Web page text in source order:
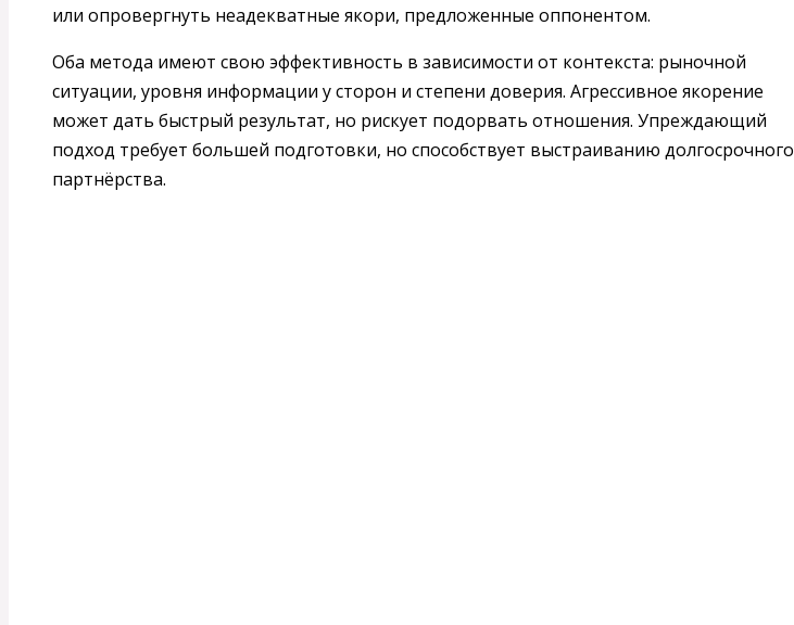
или опровергнуть неадекватные якори, предложенные оппонентом.
Оба метода имеют свою эффективность в зависимости от контекста: рыночной
ситуации, уровня информации у сторон и степени доверия. Агрессивное якорение
может дать быстрый результат, но рискует подорвать отношения. Упреждающий
подход требует большей подготовки, но способствует выстраиванию долгосрочного
партнёрства.